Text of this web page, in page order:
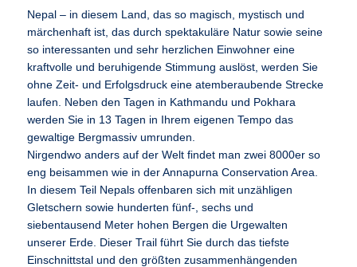
Nepal – in diesem Land, das so magisch, mystisch und
märchenhaft ist, das durch spektakuläre Natur sowie seine
so interessanten und sehr herzlichen Einwohner eine
kraftvolle und beruhigende Stimmung auslöst, werden Sie
ohne Zeit- und Erfolgsdruck eine atemberaubende Strecke
laufen. Neben den Tagen in Kathmandu und Pokhara
werden Sie in 13 Tagen in Ihrem eigenen Tempo das
gewaltige Bergmassiv umrunden.
Nirgendwo anders auf der Welt findet man zwei 8000er so
eng beisammen wie in der Annapurna Conservation Area.
In diesem Teil Nepals offenbaren sich mit unzähligen
Gletschern sowie hunderten fünf-, sechs und
siebentausend Meter hohen Bergen die Urgewalten
unserer Erde. Dieser Trail führt Sie durch das tiefste
Einschnittstal und den größten zusammenhängenden